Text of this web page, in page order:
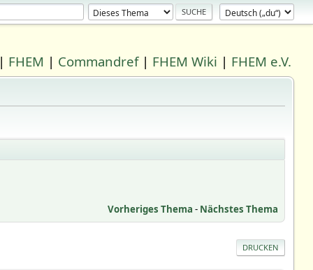
| FHEM | Commandref| FHEM Wiki | FHEM e.V.
Vorheriges Thema - Nächstes Thema
DRUCKEN